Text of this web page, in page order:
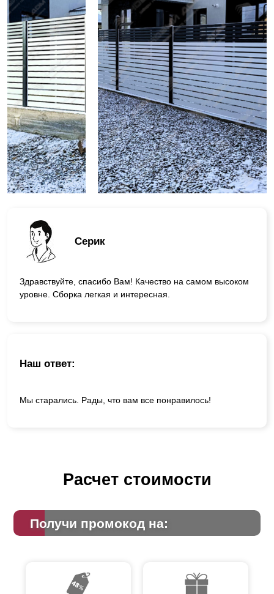
Серик
Здравствуйте, спасибо Вам! Качество на самом высоком
уровне. Сборка легкая и интересная.
Наш ответ:
Мы старались. Рады, что вам все понравилось!
Расчет стоимости
Получи промокод на: